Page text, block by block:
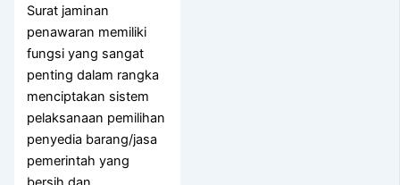
Surat jaminan
penawaran memiliki
fungsi yang sangat
penting dalam rangka
menciptakan sistem
pelaksanaan pemilihan
penyedia barang/jasa
pemerintah yang